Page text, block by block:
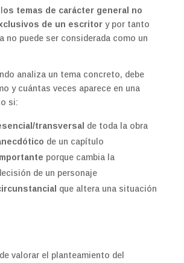
os temas de carácter general no
de un escritory por tanto
no puede ser considerada como un
analiza un tema concreto, debe
y cuántas veces aparece en una
si:
transversal de toda la obra
de un capítulo
porque cambia la
de un personaje
que altera una situación
valorar el planteamiento del